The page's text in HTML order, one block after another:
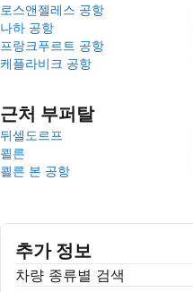
로스앤젤레스 공항
나하 공항
프랑크푸르트 공항
케플라비크 공항
근처 부퍼탈
뒤셀도르프
쾰른
쾰른 본 공항
추가 정보
차량 종류별 검색